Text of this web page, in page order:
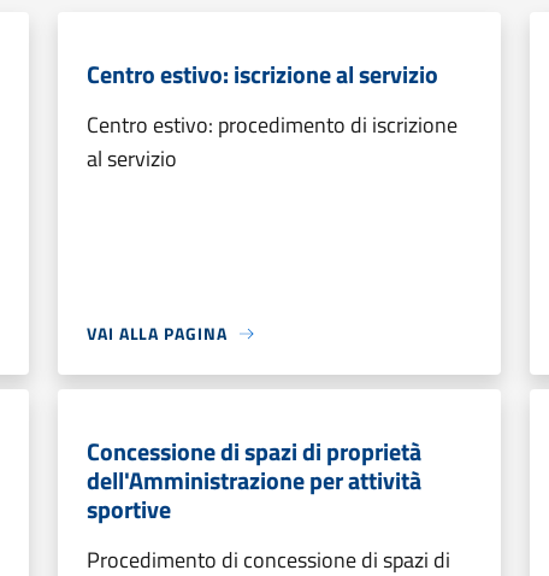
Centro estivo: iscrizione al servizio
Centro estivo: procedimento di iscrizione
al servizio
VAI ALLA PAGINA
Concessione di spazi di proprietà
dell'Amministrazione per attività
sportive
Procedimento di concessione di spazi di